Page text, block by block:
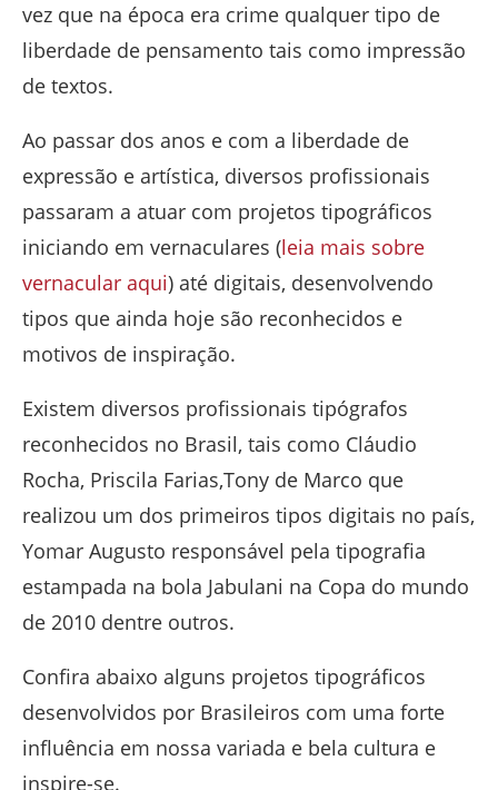
vez que na época era crime qualquer tipo de
liberdade de pensamento tais como impressão
de textos.
Ao passar dos anos e com a liberdade de
expressão e artística, diversos profissionais
passaram a atuar com projetos tipográficos
iniciando em vernaculares (leia mais sobre
vernacular aqui) até digitais, desenvolvendo
tipos que ainda hoje são reconhecidos e
motivos de inspiração.
Existem diversos profissionais tipógrafos
reconhecidos no Brasil, tais como Cláudio
Rocha, Priscila Farias,Tony de Marco que
realizou um dos primeiros tipos digitais no país,
Yomar Augusto responsável pela tipografia
estampada na bola Jabulani na Copa do mundo
de 2010 dentre outros.
Confira abaixo alguns projetos tipográficos
desenvolvidos por Brasileiros com uma forte
influência em nossa variada e bela cultura e
inspire-se.